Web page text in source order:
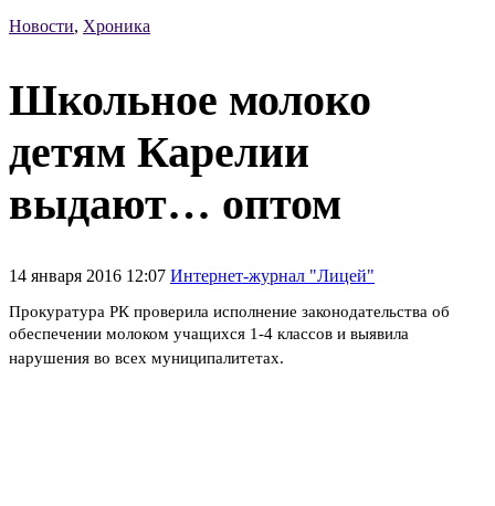
Новости, Хроника
Школьное молоко
детям Карелии
выдают… оптом
14 января 2016 12:07 Интернет-журнал "Лицей"
Прокуратура РК проверила исполнение законодательства об
обеспечении молоком учащихся 1-4 классов и выявила
нарушения во всех муниципалитетах.